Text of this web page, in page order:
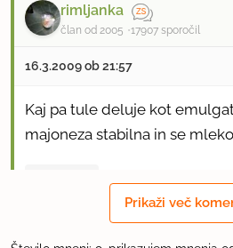
rimljanka
član od 2005 17907 sporočil
16.3.2009 ob 21:57
Kaj pa tule deluje kot
majoneza stabilna in se
član od 2009 2 sporočil
Prikaži več